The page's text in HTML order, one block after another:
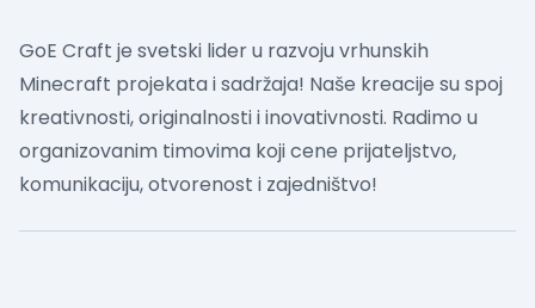
GoE Craft je svetski lider u razvoju vrhunskih
Minecraft projekata i sadržaja! Naše kreacije su spoj
kreativnosti, originalnosti i inovativnosti. Radimo u
organizovanim timovima koji cene prijateljstvo,
komunikaciju, otvorenost i zajedništvo!